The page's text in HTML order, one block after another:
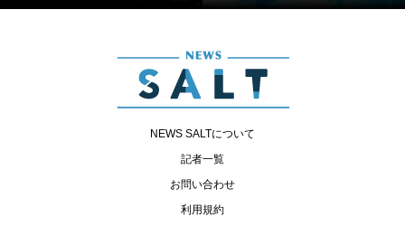
NEWS SALTについて
記者一覧
お問い合わせ
利用規約